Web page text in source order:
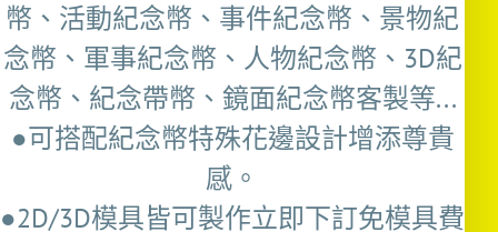
幣、活動紀念幣、事件紀念幣、景物紀
念幣、軍事紀念幣、人物紀念幣、3D紀
念幣、紀念帶幣、鏡面紀念幣客製等...
●可搭配紀念幣特殊花邊設計增添尊貴
感。
●2D/3D模具皆可製作立即下訂免模具費